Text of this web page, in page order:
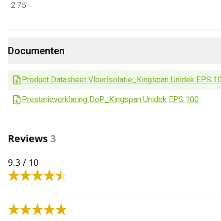
2.75
Documenten
Product Datasheet Vloerisolatie_Kingspan Unidek EPS
Prestatieverklaring DoP_Kingspan Unidek EPS 100
Reviews3
9.3 / 10